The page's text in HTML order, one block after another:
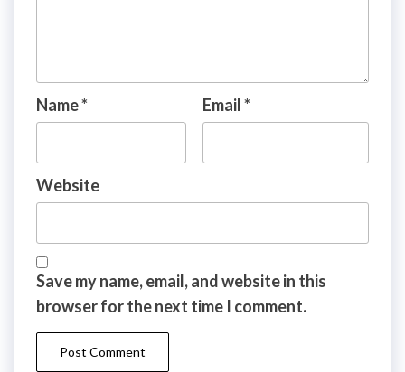
Name* Email*
Website
Save my name, email, and website in this
browser for the next time I comment.